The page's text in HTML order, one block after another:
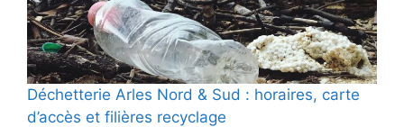
Déchetterie Arles Nord & Sud : horaires, carte
d’accès et filières recyclage